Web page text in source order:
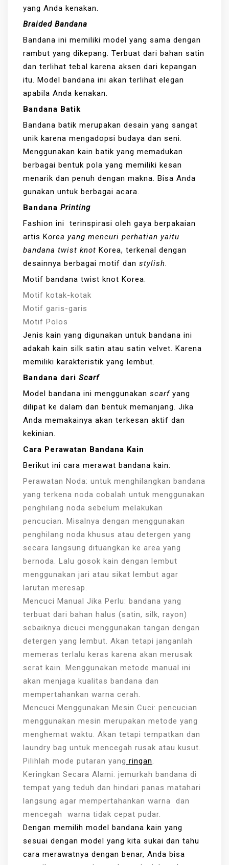
yang Anda kenakan.
Braided Bandana
Bandana ini memiliki model yang sama dengan
rambut yang dikepang. Terbuat dari bahan satin
dan terlihat tebal karena aksen dari kepangan
itu. Model bandana ini akan terlihat elegan
apabila Anda kenakan.
Bandana Batik
Bandana batik merupakan desain yang sangat
unik karena mengadopsi budaya dan seni.
Menggunakan kain batik yang memadukan
berbagai bentuk pola yang memiliki kesan
menarik dan penuh dengan makna. Bisa Anda
gunakan untuk berbagai acara.
Bandana Printing
Fashion ini terinspirasi oleh gaya berpakaian
artis Korea yang mencuri perhatian yaitu
bandana twist knot Korea, terkenal dengan
desainnya berbagai motif dan stylish.
Motif bandana twist knot Korea:
Motif kotak-kotak
Motif garis-garis
Motif Polos
Jenis kain yang digunakan untuk bandana ini
adakah kain silk satin atau satin velvet. Karena
memiliki karakteristik yang lembut.
Bandana dari Scarf
Model bandana ini menggunakan scarfyang
dilipat ke dalam dan bentuk memanjang. Jika
Anda memakainya akan terkesan aktif dan
kekinian.
Cara Perawatan Bandana Kain
Berikut ini cara merawat bandana kain:
Perawatan Noda: untuk menghilangkan bandana
yang terkena noda cobalah untuk menggunakan
penghilang noda sebelum melakukan
pencucian. Misalnya dengan menggunakan
penghilang noda khusus atau detergen yang
secara langsung dituangkan ke area yang
bernoda. Lalu gosok kain dengan lembut
menggunakan jari atau sikat lembut agar
larutan meresap.
Mencuci Manual Jika Perlu: bandana yang
terbuat dari bahan halus (satin, silk, rayon)
sebaiknya dicuci menggunakan tangan dengan
detergen yang lembut. Akan tetapi janganlah
memeras terlalu keras karena akan merusak
serat kain. Menggunakan metode manual ini
akan menjaga kualitas bandana dan
mempertahankan warna cerah.
Mencuci Menggunakan Mesin Cuci: pencucian
menggunakan mesin merupakan metode yang
menghemat waktu. Akan tetapi tempatkan dan
laundry bag untuk mencegah rusak atau kusut.
Pilihlah mode putaran yang ringan
Keringkan Secara Alami: jemurkah bandana di
tempat yang teduh dan hindari panas matahari
langsung agar mempertahankan warna dan
mencegah warna tidak cepat pudar.
Dengan memilih model bandana kain yang
sesuai dengan model yang kita sukai dan tahu
cara merawatnya dengan benar, Anda bisa